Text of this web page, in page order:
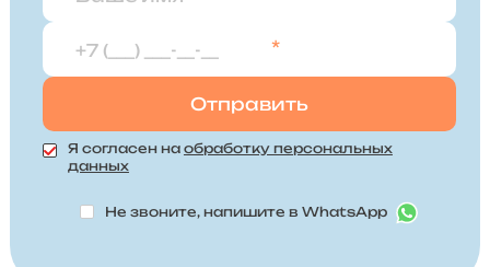
*
Я согласен на обработку персональных
данных
Не звоните, напишите в WhatsApp